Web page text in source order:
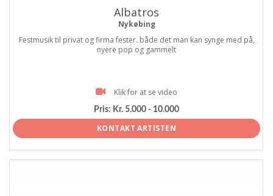
Albatros
Nykøbing
Festmusik til privat og firma fester. både det man kan synge med på,
nyere pop og gammelt
Klik for at se video
Pris: Kr. 5.000 - 10.000
KONTAKT ARTISTEN